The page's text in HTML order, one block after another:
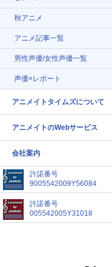
秋アニメ
アニメ記事一覧
男性声優/女性声優一覧
声優×レポート
アニメイトタイムズについて
アニメイトのWebサービス
会社案内
許諾番号
9005542009Y56084
許諾番号
005542005Y31018